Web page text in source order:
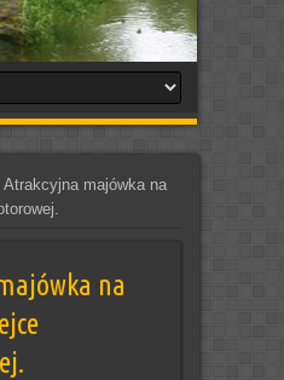
Atrakcyjna majówka na
na